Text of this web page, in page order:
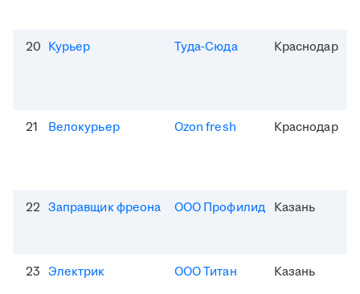
20 Курьер Туда-Сюда Краснодар
21 Велокурьер Ozon fresh Краснодар
22 Заправщик фреона ООО Профилид Казань
23 Электрик ООО Титан Казань